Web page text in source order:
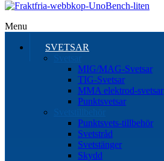
Menu
SVETSAR
MIG/MAG-Svetsar
TIG-Svetsar
MMA elektrod-svetsar
Punktsvetsar
Punktsvets-tillbehör
Svetstråd
Svetstänger
Skydd